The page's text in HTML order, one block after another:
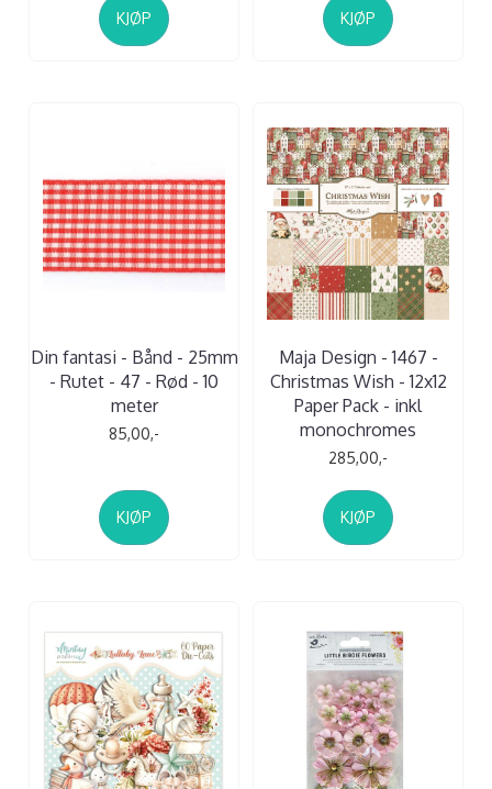
KJØP KJØP
Din fantasi - Bånd - 25mm
- Rutet - 47 - Rød - 10
meter
85,00,-
KJØP
Maja Design - 1467 -
Christmas Wish - 12x12
Paper Pack - inkl
monochromes
285,00,-
KJØP